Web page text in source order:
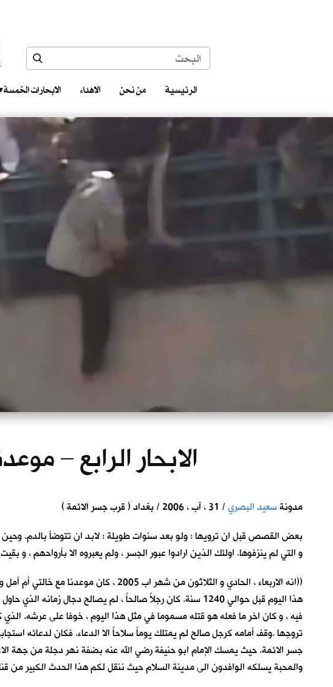
الرئيسية من نحن الاهداء الابحارات الخمسة ‎ ‎ ‎
الابحار الرابع –
مدونةسعيد البصري/ 31 ، آب ، 2006 / بغداد ( قرب جسر الائمة )
بعض القصص قبل ان ترويها ؛ ولو بعد سنوات طويلة ؛ لابد ان تتوضأ بالدم.
و التي لم ينزفوها. اولئك الذين ارادوا عبور الجسر ، ولم يعبروه الا بأرواحهم ، و
((انه الاربعاء ، الحادي و الثلاثون من
هذا اليوم قبل حوالي 1240 سنة. كان رجلاً صالحاً ، لم يصالح
فيه ، و كان اخر ما فعله هو قتله مسموما في مثل هذا اليوم ، خوفا على عرشه.
تروجها .وقف أمامه كرجل صالح لم يمتلك يوماً سلاحاً الا الدعاء. فكان لدعائه
جسر الائمة. حيث يمسك الإمام ابو حنيفة رضي الله عنه بضفة نهر دجلة من جهة
والمحبة يسلكه الوافدون الى مدينة السلام حيث ننقل لكم هذا الحدث الكبير من